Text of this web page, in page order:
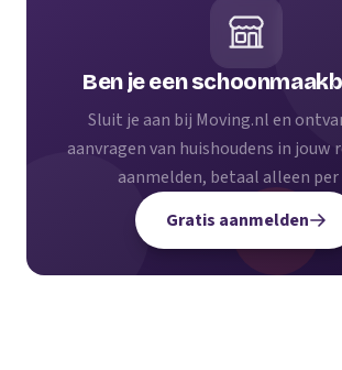
Ben je een
Sluit je aan bij Moving.nl en
aanvragen van huishoudens in jouw
aanmelden, betaal alleen per
Gratis aanmelden